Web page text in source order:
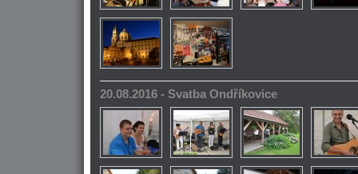
20.08.2016 - Svatba Ondříkovice